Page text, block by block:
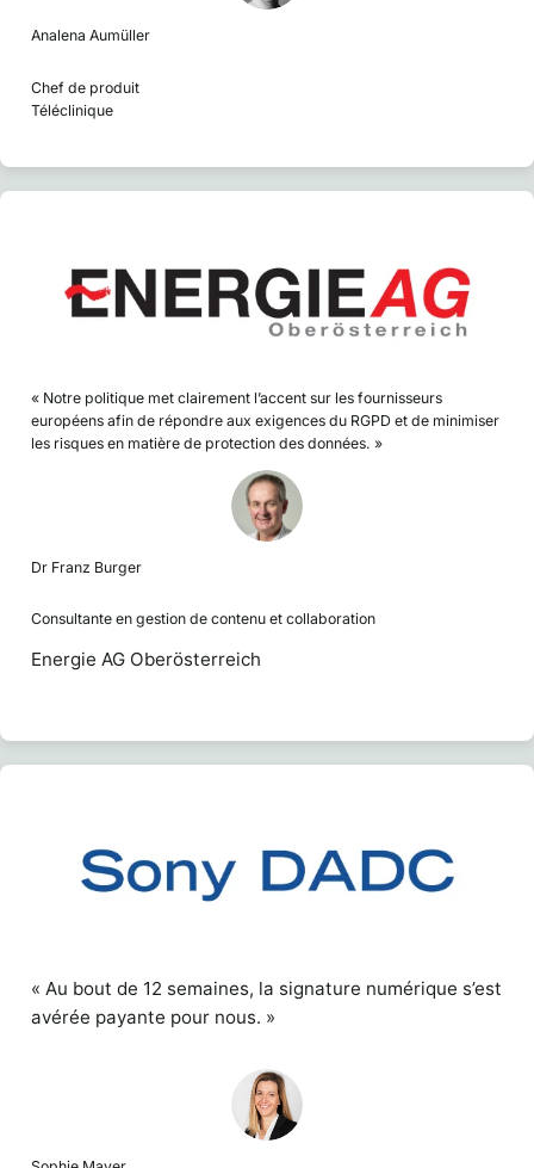
Analena Aumüller
Chef de produit
Téléclinique
« Notre politique met clairement l’accent sur les fournisseurs
européens afin de répondre aux exigences du RGPD et de minimiser
les risques en matière de protection des données. »
Dr Franz Burger
Consultante en gestion de contenu et collaboration
Energie AG Oberösterreich
« Au bout de 12 semaines, la signature numérique s’est
avérée payante pour nous. »